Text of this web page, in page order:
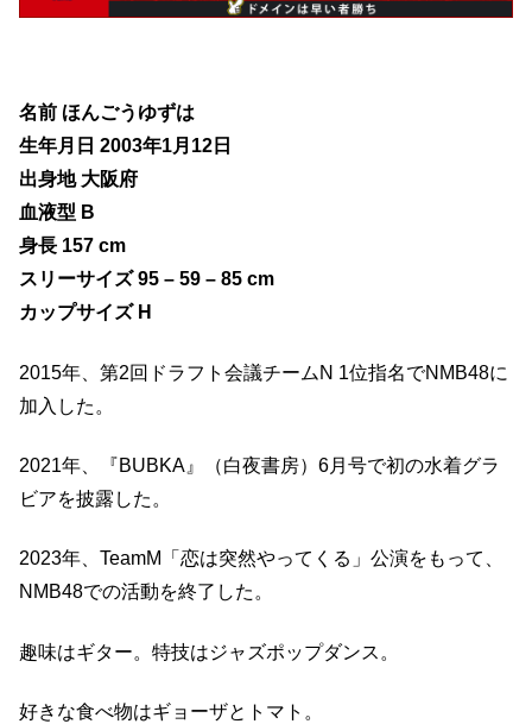
名前 ほんごうゆずは
生年月日 2003年1月12日
出身地 大阪府
血液型 B
身長 157 cm
スリーサイズ 95 – 59 – 85 cm
カップサイズ H
2015年、第2回ドラフト会議チームN 1位指名でNMB48に
加入した。
2021年、『BUBKA』（白夜書房）6月号で初の水着グラ
ビアを披露した。
2023年、TeamM「恋は突然やってくる」公演をもって、
NMB48での活動を終了した。
趣味はギター。特技はジャズポップダンス。
好きな食べ物はギョーザとトマト。